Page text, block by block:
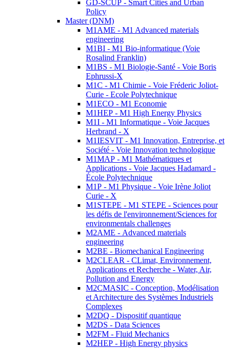
GD-SCUP - Smart Cities and Urban
Policy
Master (DNM)
M1AME - M1 Advanced materials
engineering
M1BI - M1 Bio-informatique (Voie
Rosalind Franklin)
M1BS - M1 Biologie-Santé - Voie Boris
Ephrussi-X
M1C - M1 Chimie - Voie Fréderic Joliot-
Curie - Ecole Polytechnique
M1ECO - M1 Economie
M1HEP - M1 High Energy Physics
M1I - M1 Informatique - Voie Jacques
Herbrand - X
M1IESVIT - M1 Innovation, Entreprise, et
Société - Voie Innovation technologique
M1MAP - M1 Mathématiques et
Applications - Voie Jacques Hadamard -
École Polytechnique
M1P - M1 Physique - Voie Irène Joliot
Curie - X
M1STEPE - M1 STEPE - Sciences pour
les défis de l'environnement/Sciences for
environmentals challenges
M2AME - Advanced materials
engineering
M2BE - Biomechanical Engineering
M2CLEAR - CLimat, Environnement,
Applications et Recherche - Water, Air,
Pollution and Energy
M2CMASIC - Conception, Modélisation
et Architecture des Systèmes Industriels
Complexes
M2DQ - Dispositif quantique
M2DS - Data Sciences
M2FM - Fluid Mechanics
M2HEP - High Energy physics